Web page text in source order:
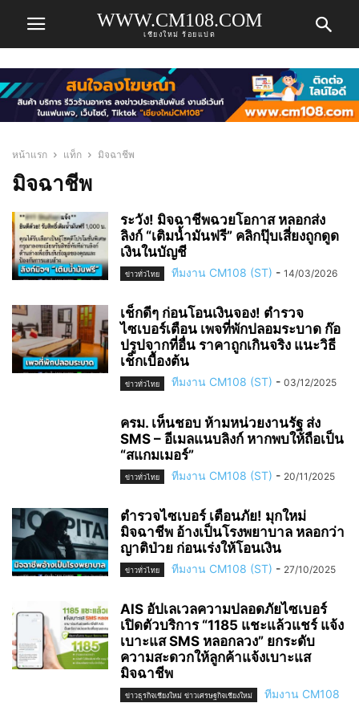
WWW.CM108.COM
เชียงใหม่ ร้อยแปด
หน้าแรก แท็ก มิจฉาชีพ
มิจฉาชีพ
ระวัง! มิจฉาชีพฉวยโอกาส หลอกส่ง
ลิงก์ “เติมน้ำมันฟรี” คลิกปุ๊บเสี่ยงถูกดูด
เงินในบัญชี
ข่าวทั่วไทย ทีมงาน CM108 (ST) - 14/03/2026
เช็กดีๆ ก่อนโอนเงินจอง! ตำรวจ
ไซเบอร์เตือน เพจที่พักปลอมระบาด ก๊อ
ปรูปจากที่อื่น ราคาถูกเกินจริง แนะวิธี
เช็กเบื้องต้น
ข่าวทั่วไทย ทีมงาน CM108 (ST) - 03/12/2025
ครม. เห็นชอบ ห้ามหน่วยงานรัฐ ส่ง
SMS – อีเมลแนบลิงก์ หากพบให้ถือเป็น
“สแกมเมอร์”
ข่าวทั่วไทย ทีมงาน CM108 (ST) - 20/11/2025
ตำรวจไซเบอร์ เตือนภัย! มุกใหม่
มิจฉาชีพ อ้างเป็นโรงพยาบาล หลอกว่า
ญาติป่วย ก่อนเร่งให้โอนเงิน
ข่าวทั่วไทย ทีมงาน CM108 (ST) - 27/10/2025
AIS อัปเลเวลความปลอดภัยไซเบอร์
เปิดตัวบริการ “1185 แชะแล้วแชร์ แจ้ง
เบาะแส SMS หลอกลวง” ยกระดับ
ความสะดวกให้ลูกค้าแจ้งเบาะแส
มิจฉาชีพ
ข่าวธุรกิจเชียงใหม่ ข่าวเศรษฐกิจเชียงใหม่
ทีมงาน CM108